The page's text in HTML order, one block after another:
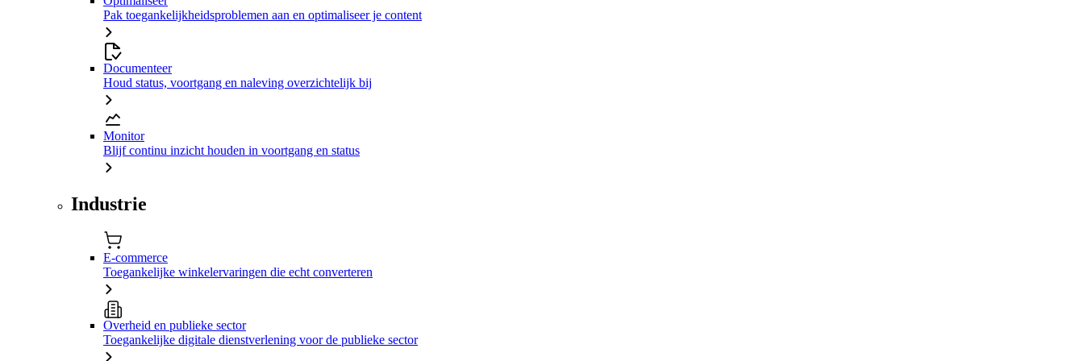
Pak toegankelijkheidsproblemen aan en optimaliseer je content
Documenteer
Houd status, voortgang en naleving overzichtelijk bij
Monitor
Blijf continu inzicht houden in voortgang en status
Industrie
E-commerce
Toegankelijke winkelervaringen die echt converteren
Overheid en publieke sector
Toegankelijke digitale dienstverlening voor de publieke sector